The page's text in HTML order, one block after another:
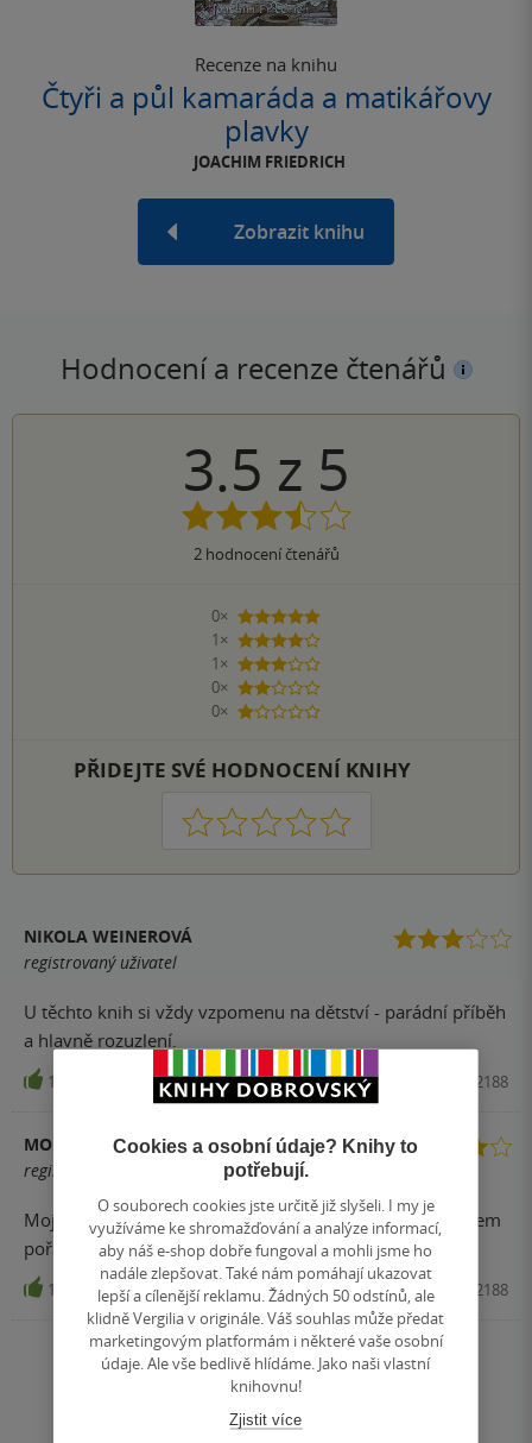
Recenze na knihu
Čtyři a půl kamaráda a matikářovy
plavky
JOACHIM FRIEDRICH
Zobrazit knihu
Hodnocení a recenze čtenářů
3.5 z 5
2hodnocení čtenářů
0×
5 hvězdiček
1×
4 hvězdičky
1×
3 hvězdičky
0×
2 hvězdičky
0×
1 hvezdička
PŘIDEJTE SVÉ HODNOCENÍ KNIHY
1 2 3 4 5
NIKOLA WEINEROVÁ
registrovaný uživatel
U těchto knih si vždy vzpomenu na dětství - parádní příběh
a hlavně rozuzlení.
14 Kniha, BB art, 2007, 9788073812188
MONIKA
registrovaný uživatel
Moje knihovna je plná této série. Tak mě to bavilo, že jsem
pořád kupovala další a další. A tato nebyla vyjímkou!
11 Kniha, BB art, 2007, 9788073812188
Nahoru
Zobrazeno 20 z 20
1
/ 1
Cookies a osobní údaje? Knihy to
potřebují.
O souborech cookies jste určitě již slyšeli. I my je
využíváme ke shromažďování a analýze informací,
aby náš e-shop dobře fungoval a mohli jsme ho
nadále zlepšovat. Také nám pomáhají ukazovat
lepší a cílenější reklamu. Žádných 50 odstínů, ale
klidně Vergilia v originále. Váš souhlas může předat
marketingovým platformám i některé vaše osobní
údaje. Ale vše bedlivě hlídáme. Jako naši vlastní
knihovnu!
Zjistit více